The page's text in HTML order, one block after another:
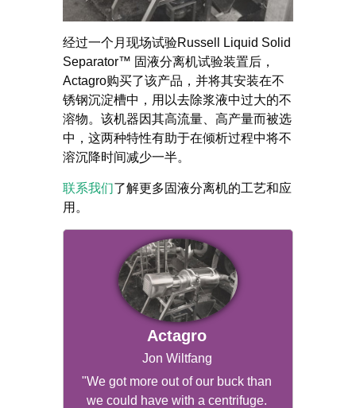
经过一个月现场试验Russell Liquid Solid
Separator™ 固液分离机试验装置后，
Actagro购买了该产品，并将其安装在不
锈钢沉淀槽中，用以去除浆液中过大的不
溶物。该机器因其高流量、高产量而被选
中，这两种特性有助于在倾析过程中将不
溶沉降时间减少一半。
联系我们了解更多固液分离机的工艺和应
用。
Actagro
Jon Wiltfang
"We got more out of our buck than
we could have with a centrifuge.